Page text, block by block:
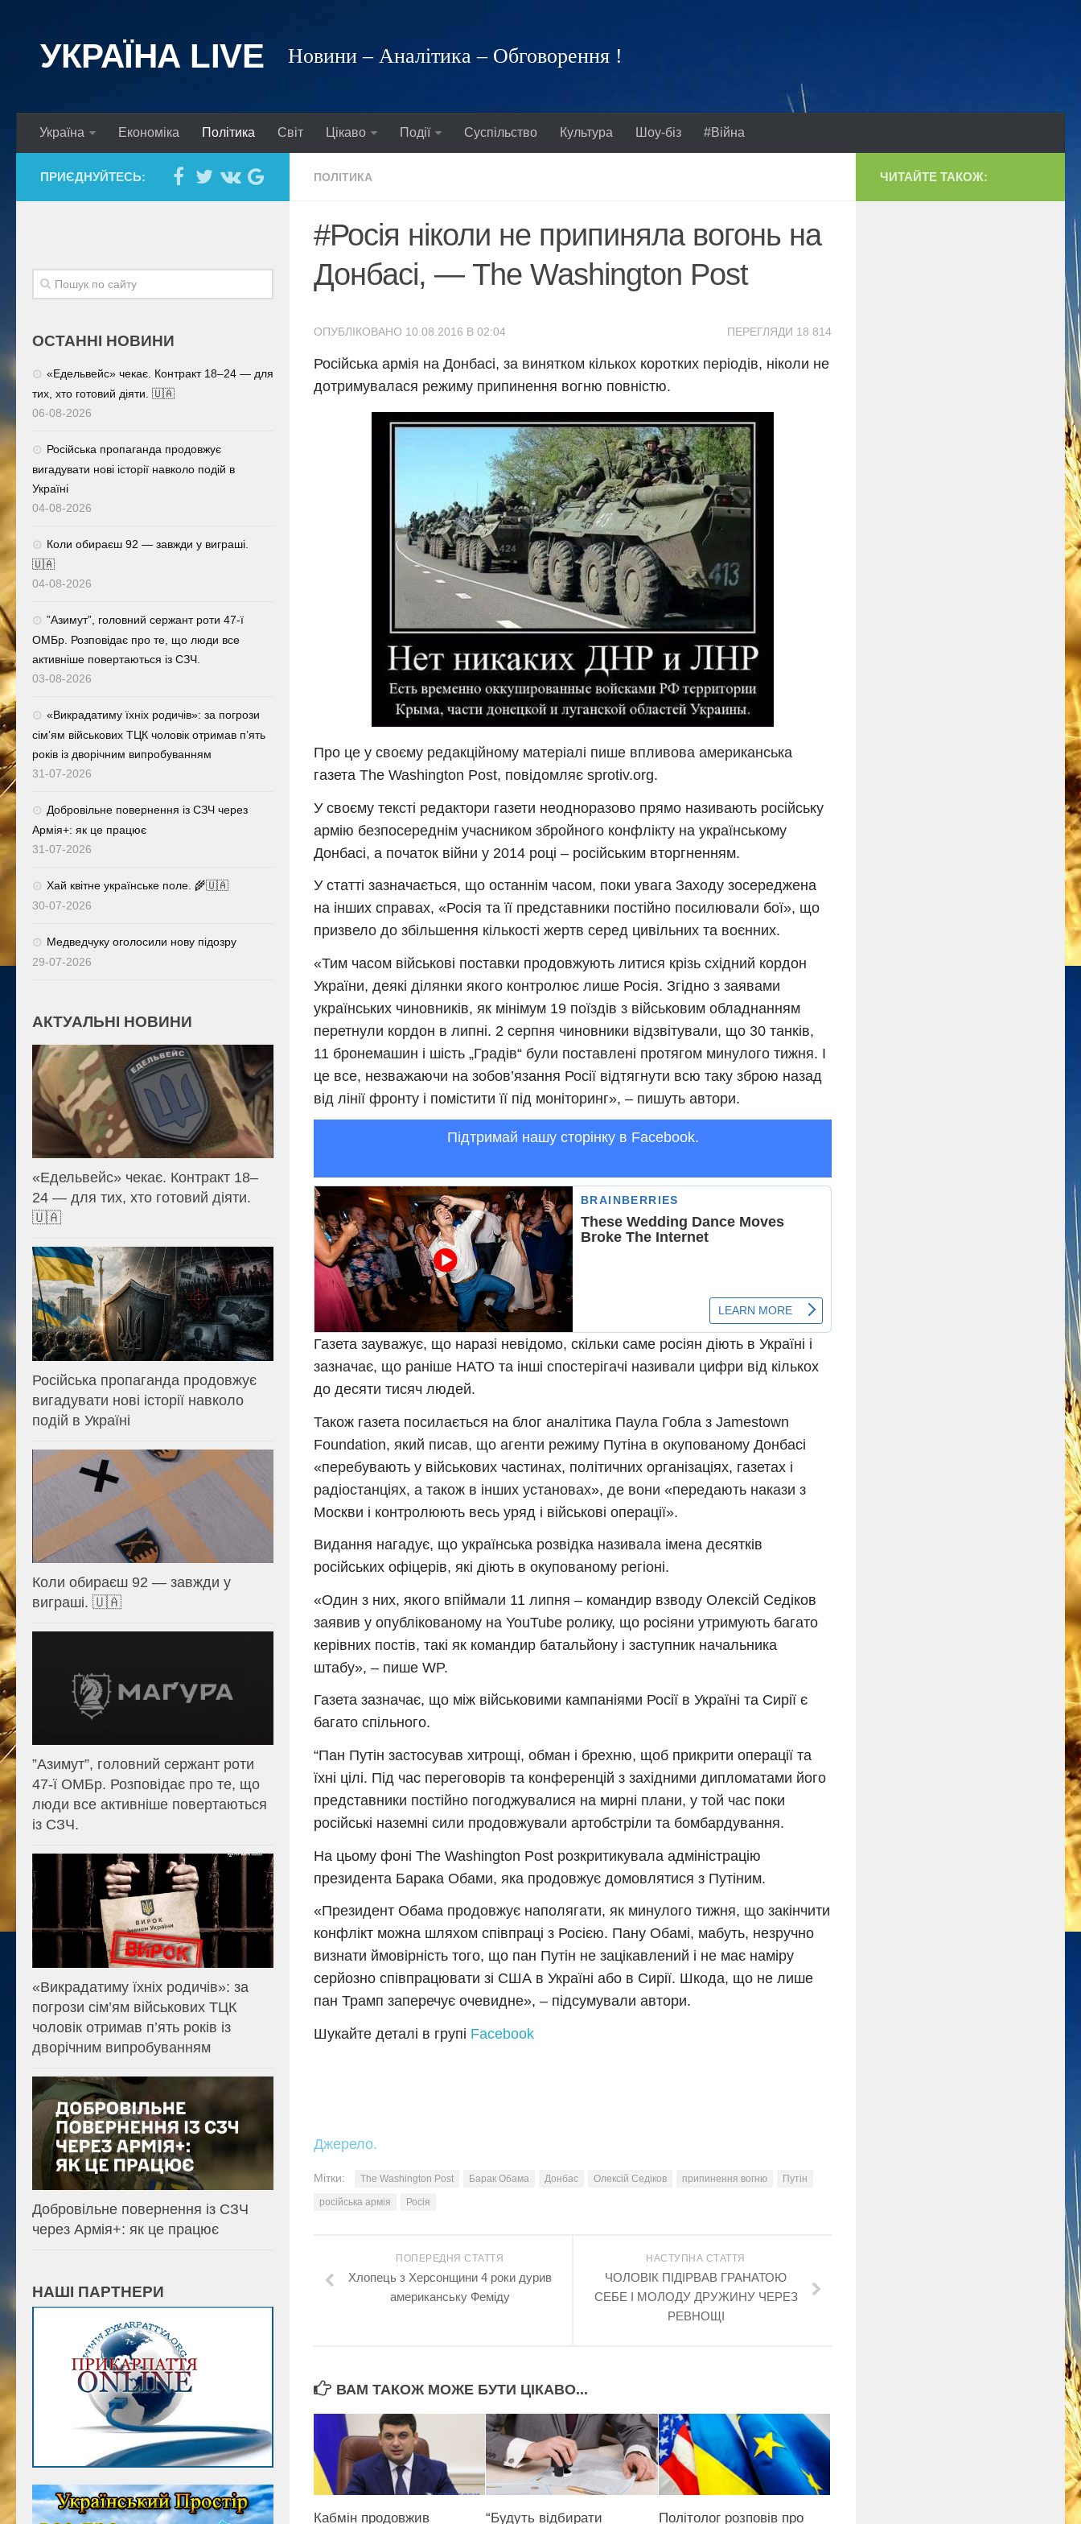
УКРАЇНА LIVE Новини – Аналітика – Обговорення !
Україна Економіка Політика Світ Цікаво Події Суспільство Культура Шоу-біз #Війна
ПОЛІТИКА
#Росія ніколи не припиняла вогонь на
Донбасі, — The Washington Post
ПЕРЕГЛЯДИ 18 814
ОПУБЛІКОВАНО 10.08.2016 В 02:04
Російська армія на Донбасі, за винятком кількох коротких періодів, ніколи не
дотримувалася режиму припинення вогню повністю.
Про це у своєму редакційному матеріалі пише впливова американська
газета The Washington Post, повідомляє sprotiv.org.
У своєму тексті редактори газети неодноразово прямо називають російську
армію безпосереднім учасником збройного конфлікту на українському
Донбасі, а початок війни у 2014 році – російським вторгненням.
У статті зазначається, що останнім часом, поки увага Заходу зосереджена
на інших справах, «Росія та її представники постійно посилювали бої», що
призвело до збільшення кількості жертв серед цивільних та воєнних.
«Тим часом військові поставки продовжують литися крізь східний кордон
України, деякі ділянки якого контролює лише Росія. Згідно з заявами
українських чиновників, як мінімум 19 поїздів з військовим обладнанням
перетнули кордон в липні. 2 серпня чиновники відзвітували, що 30 танків,
11 бронемашин і шість „Градів“ були поставлені протягом минулого тижня. І
це все, незважаючи на зобов’язання Росії відтягнути всю таку зброю назад
від лінії фронту і помістити її під моніторинг», – пишуть автори.
Підтримай нашу сторінку в Facebook.
Газета зауважує, що наразі невідомо, скільки саме росіян діють в Україні і
зазначає, що раніше НАТО та інші спостерігачі називали цифри від кількох
до десяти тисяч людей.
Також газета посилається на блог аналітика Паула Гобла з Jamestown
Foundation, який писав, що агенти режиму Путіна в окупованому Донбасі
«перебувають у військових частинах, політичних організаціях, газетах і
радіостанціях, а також в інших установах», де вони «передають накази з
Москви і контролюють весь уряд і військові операції».
Видання нагадує, що українська розвідка називала імена десятків
російських офіцерів, які діють в окупованому регіоні.
«Один з них, якого впіймали 11 липня – командир взводу Олексій Седіков
заявив у опублікованому на YouTube ролику, що росіяни утримують багато
керівних постів, такі як командир батальйону і заступник начальника
штабу», – пише WP.
Газета зазначає, що між військовими кампаніями Росії в Україні та Сирії є
багато спільного.
“Пан Путін застосував хитрощі, обман і брехню, щоб прикрити операції та
їхні цілі. Під час переговорів та конференцій з західними дипломатами його
представники постійно погоджувалися на мирні плани, у той час поки
російські наземні сили продовжували артобстріли та бомбардування.
На цьому фоні The Washington Post розкритикувала адміністрацію
президента Барака Обами, яка продовжує домовлятися з Путіним.
«Президент Обама продовжує наполягати, як минулого тижня, що закінчити
конфлікт можна шляхом співпраці з Росією. Пану Обамі, мабуть, незручно
визнати ймовірність того, що пан Путін не зацікавлений і не має наміру
серйозно співпрацювати зі США в Україні або в Сирії. Шкода, що не лише
пан Трамп заперечує очевидне», – підсумували автори.
Шукайте деталі в групі Facebook
Джерело.
Мітки: The Washington Post Барак Обама Донбас Олексій Седіков припинення вогню Путін
російська армія Росія
НАСТУПНА СТАТТЯ
ЧОЛОВІК ПІДІРВАВ ГРАНАТОЮ
СЕБЕ І МОЛОДУ ДРУЖИНУ ЧЕРЕЗ
РЕВНОЩІ
ПОПЕРЕДНЯ СТАТТЯ
Хлопець з Херсонщини 4 роки дурив
американську Феміду
ВАМ ТАКОЖ МОЖЕ БУТИ ЦІКАВО...
Кабмін продовжив “Будуть відбирати Політолог розповів про
ПРИЄДНУЙТЕСЬ:
ОСТАННІ НОВИНИ
«Едельвейс» чекає. Контракт 18–24 — для
тих, хто готовий діяти. 🇺🇦
06-08-2026
Російська пропаганда продовжує
вигадувати нові історії навколо подій в
Україні
04-08-2026
Коли обираєш 92 — завжди у виграші.
🇺🇦
04-08-2026
⁨”Азимут”, головний сержант роти 47-ї
ОМБр. Розповідає про те, що люди все
активніше повертаються із СЗЧ.
03-08-2026
«Викрадатиму їхніх родичів»: за погрози
сім’ям військових ТЦК чоловік отримав п’ять
років із дворічним випробуванням
31-07-2026
Добровільне повернення із СЗЧ через
Армія+: як це працює
31-07-2026
Хай квітне українське поле. 🌾🇺🇦
30-07-2026
Медведчуку оголосили нову підозру
29-07-2026
АКТУАЛЬНІ НОВИНИ
«Едельвейс» чекає. Контракт 18–
24 — для тих, хто готовий діяти.
🇺🇦
Російська пропаганда продовжує
вигадувати нові історії навколо
подій в Україні
Коли обираєш 92 — завжди у
виграші. 🇺🇦
⁨”Азимут”, головний сержант роти
47-ї ОМБр. Розповідає про те, що
люди все активніше повертаються
із СЗЧ.
«Викрадатиму їхніх родичів»: за
погрози сім’ям військових ТЦК
чоловік отримав п’ять років із
дворічним випробуванням
Добровільне повернення із СЗЧ
через Армія+: як це працює
НАШІ ПАРТНЕРИ
ЧИТАЙТЕ ТАКОЖ: